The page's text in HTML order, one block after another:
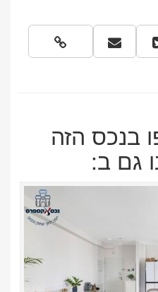
בנכס הזה
גם ב: